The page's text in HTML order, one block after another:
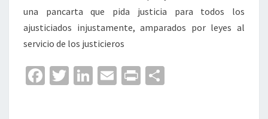
una pancarta que pida justicia para todos los
ajusticiados injustamente, amparados por leyes al
servicio de los justicieros
Fa T
Li
E
Pr